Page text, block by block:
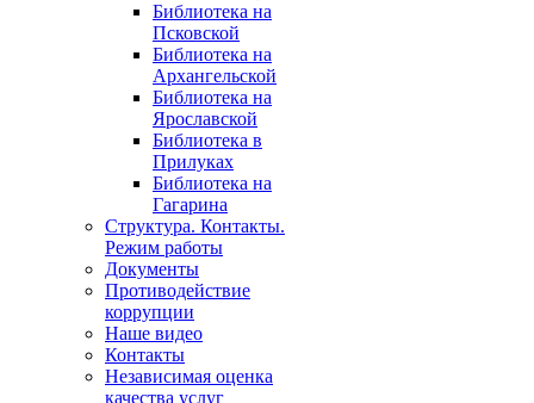
Библиотека на
Псковской
Библиотека на
Архангельской
Библиотека на
Ярославской
Библиотека в
Прилуках
Библиотека на
Гагарина
Структура. Контакты.
Режим работы
Документы
Противодействие
коррупции
Наше видео
Контакты
Независимая оценка
качества услуг